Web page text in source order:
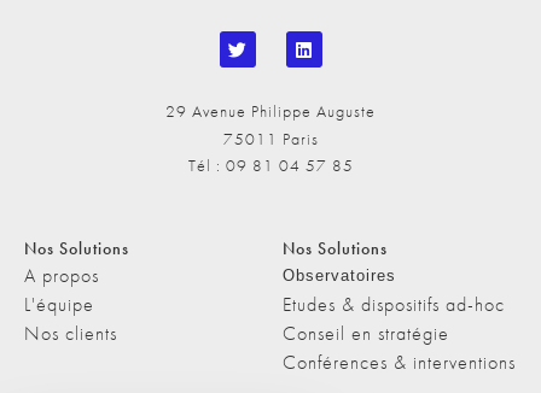
29 Avenue Philippe Auguste
75011 Paris
Tél : 09 81 04 57 85
Nos Solutions
A propos
L'équipe
Nos clients
Nos Solutions
Observatoires
Etudes & dispositifs ad-hoc
Conseil en stratégie
Conférences & interventions